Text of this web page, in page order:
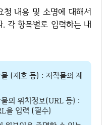
각 항목별로 입력하는 내
(제호 등) : 저작물의 제
의 위치정보(URL 등) :
을 입력 (필수)